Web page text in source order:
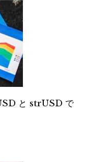
と strUSD で